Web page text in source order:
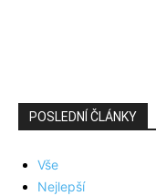
POSLEDNÍ ČLÁNKY
Vše
Nejlepší